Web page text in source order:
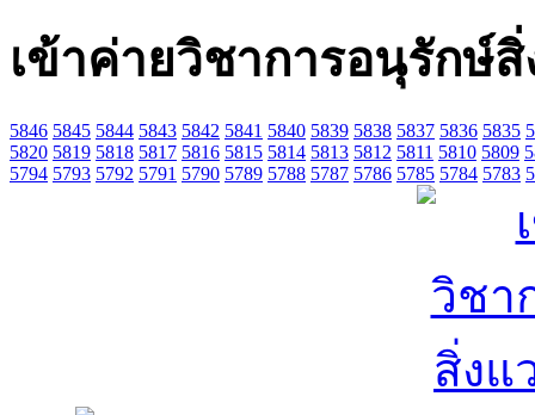
เข้าค่ายวิชาการอนุรักษ์
5846 5845 5844 5843 5842 5841 5840 5839 5838 5837 5836 5835
5820 5819 5818 5817 5816 5815 5814 5813 5812 5811 5810 5809
5794 5793 5792 5791 5790 5789 5788 5787 5786 5785 5784 5783